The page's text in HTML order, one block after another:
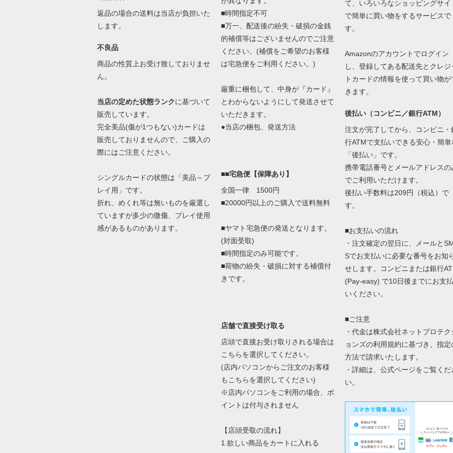
返品の場合の送料は当店が負担いた
します。
不良品
商品の性質上お受け致しておりませ
ん。
当店の定めた状態ランクに基づいて
販売しています。
完全美品(傷が1つもない)カードは
販売しておりませんので、ご購入の
際にはご注意ください。
シングルカードの状態は「美品～プ
レイ用」です。
折れ、めくれ等は無いものを厳選し
ていますが多少の微傷、プレイ使用
感があるものがあります。
■時間指定不可
■万一、配送後の紛失・破損の金銭
的補償等はございませんのでご注意
ください。(補償をご希望のお客様
は宅急便をご利用ください。)
厳重に梱包して、中身が『カード』
とわからないようにして発送させて
いただきます。
●当店の梱包、発送方法
■■宅急便【保障あり】
全国一律 1500円
■20000円以上のご購入で送料無料
■ヤマト宅急便の発送となります。
(対面受取)
■時間指定のみ可能です。
■荷物の紛失・破損に対する補償付
きです。
店舗で直接受け取る
店頭で直接お受け取りされる場合は
こちらを選択してください。
(店内パソコンからご注文のお客様
もこちらを選択してください)
※店内パソコンをご利用の場合、ポ
イントは付与されません
【店頭受取の流れ】
1.欲しい商品をカートに入れる
て、いろいろなショッピングサイ
で簡単に買い物をするサービスで
す。
Amazonのアカウントでログイン
し、登録してある配送先とクレジ
トカードの情報を使って買い物が
きます。
後払い（コンビニ／銀行ATM）
注文が完了してから、コンビニ・
行ATMで支払いできる安心・簡単
「後払い」です。
携帯電話番号とメールアドレスの
でご利用いただけます。
後払い手数料は209円（税込）で
す。
■お支払いの流れ
・注文確定の翌日に、メールと
Sでお支払いに必要な番号をお知
せします。コンビニまたは銀行
(Pay-easy) で10日後までにお支払
いください。
■ご注意
・代金は株式会社ネットプロテク
ョンズの利用規約に基づき、指定
方法で請求いたします。
・詳細は、 公式ページをご覧くだ
い。